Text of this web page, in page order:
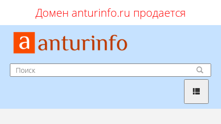
Домен anturinfo.ru продается